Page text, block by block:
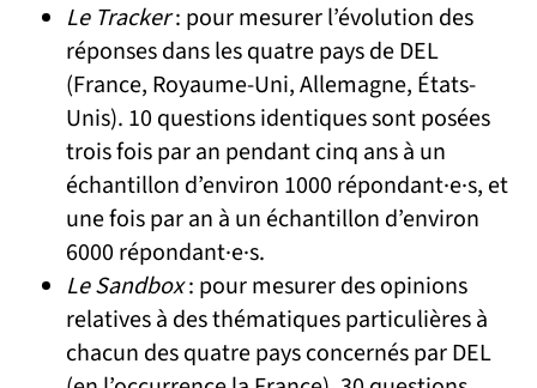
Le Tracker: pour mesurer l’évolution des
réponses dans les quatre pays de DEL
(France, Royaume-Uni, Allemagne, États-
Unis). 10 questions identiques sont posées
trois fois par an pendant cinq ans à un
échantillon d’environ 1000 répondant·e·s, et
une fois par an à un échantillon d’environ
6000 répondant·e·s.
Le Sandbox: pour mesurer des opinions
relatives à des thématiques particulières à
chacun des quatre pays concernés par DEL